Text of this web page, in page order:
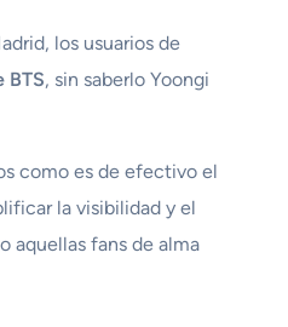
los usuarios de
BTS, sin saberlo Yoongi
como es de efectivo el
la visibilidad y el
aquellas fans de alma